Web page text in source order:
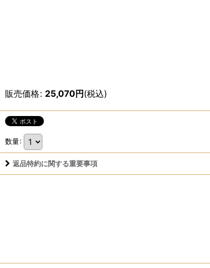
販売価格: 25,070円(税込)
数量:
返品特約に関する重要事項